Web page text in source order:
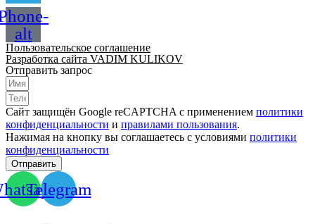
alt
Пользовательское соглашение
Разработка сайта VADIM KULIKOV
Отправить запрос
Сайт защищён Google reCAPTCHA с применением политики
конфиденциальности и правилами пользования.
Нажимая на кнопку вы соглашаетесь с условиями политики
конфиденциальности
Отправить
Telegram